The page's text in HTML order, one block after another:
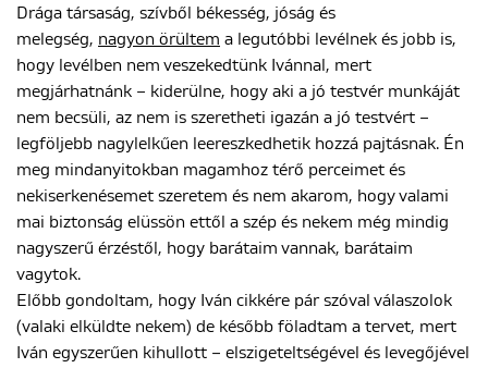
Drága társaság, szívből békesség, jóság és
melegség, nagyon örültem a legutóbbi levélnek és jobb is,
hogy levélben nem veszekedtünk Ivánnal, mert
megjárhatnánk – kiderülne, hogy aki a jó testvér munkáját
nem becsüli, az nem is szeretheti igazán a jó testvért –
legföljebb nagylelkűen leereszkedhetik hozzá pajtásnak. Én
meg mindanyitokban magamhoz térő perceimet és
nekiserkenésemet szeretem és nem akarom, hogy valami
mai biztonság elüssön ettől a szép és nekem még mindig
nagyszerű érzéstől, hogy barátaim vannak, barátaim
vagytok.
Előbb gondoltam, hogy Iván cikkére pár szóval válaszolok
(valaki elküldte nekem) de később föladtam a tervet, mert
Iván egyszerűen kihullott – elszigeteltségével és levegőjével